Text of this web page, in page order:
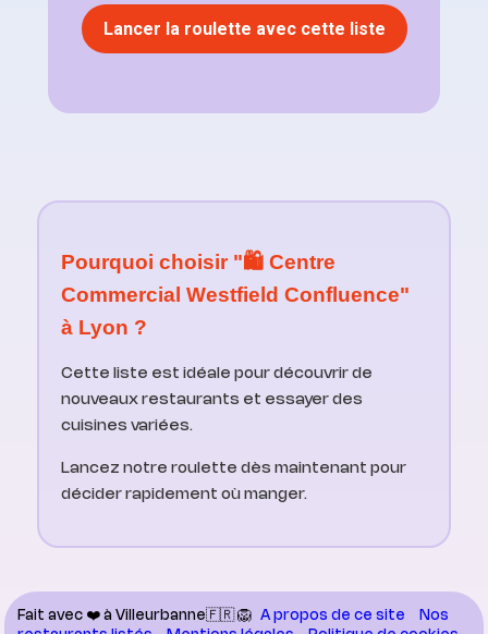
Lancer la roulette avec cette liste
Pourquoi choisir "🛍️ Centre
Commercial Westfield Confluence"
à Lyon ?
Cette liste est idéale pour découvrir de
nouveaux restaurants et essayer des
cuisines variées.
Lancez notre roulette dès maintenant pour
décider rapidement où manger.
Fait avec ❤️ à Villeurbanne🇫🇷 🦁 A propos de ce site
Nos